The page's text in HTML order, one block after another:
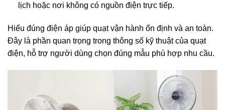
lịch hoặc nơi không có nguồn điện trực tiếp.
Hiểu đúng điện áp giúp quạt vận hành ổn định và an toàn.
Đây là phần quan trọng trong thông số kỹ thuật của quạt
điện, hỗ trợ người dùng chọn đúng mẫu phù hợp nhu cầu.